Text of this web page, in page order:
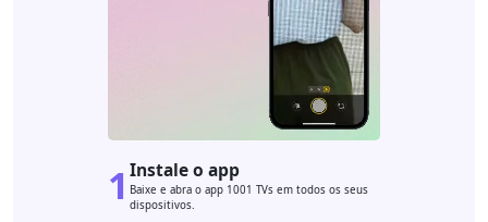
1 Instale o app
Baixe e abra o app 1001 TVs em todos os seus
dispositivos.